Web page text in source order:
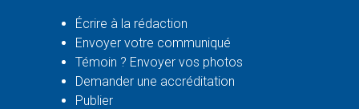
Écrire à la rédaction
Envoyer votre communiqué
Témoin ? Envoyer vos photos
Demander une accréditation
Publier